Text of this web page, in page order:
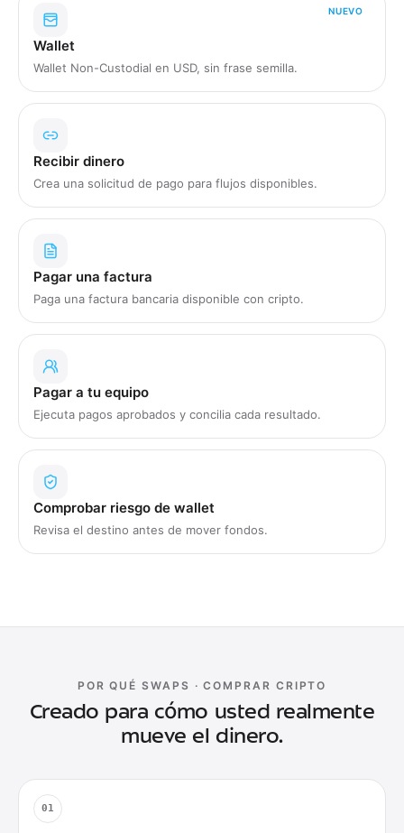
NUEVO
Wallet
Wallet Non-Custodial en USD, sin frase semilla.
Recibir dinero
Crea una solicitud de pago para flujos disponibles.
Pagar una factura
Paga una factura bancaria disponible con cripto.
Pagar a tu equipo
Ejecuta pagos aprobados y concilia cada resultado.
Comprobar riesgo de wallet
Revisa el destino antes de mover fondos.
POR QUÉ SWAPS ·COMPRAR CRIPTO
Creado para cómo usted realmente
mueve el dinero.
01